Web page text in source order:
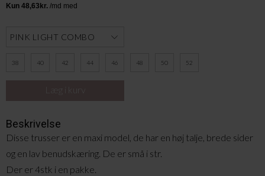
38 40 42 44 46 48 50 52
Beskrivelse
Disse trusser er en maxi model, de har en høj talje, brede sider
og en lav benudskæring. De er små i str.
Der er 4stk i en pakke.